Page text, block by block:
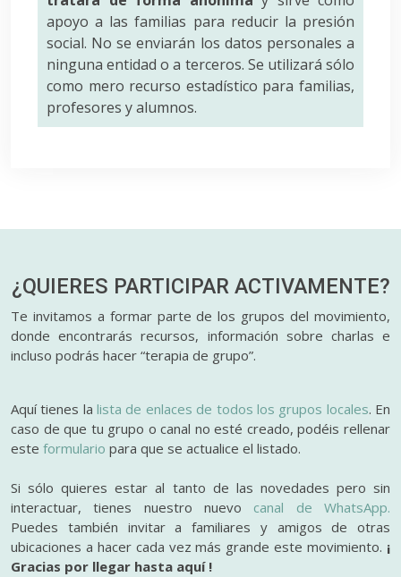
apoyo a las familias para reducir la presión
social. No se enviarán los datos personales a
ninguna entidad o a terceros. Se utilizará sólo
como mero recurso estadístico para familias,
profesores y alumnos.
¿QUIERES PARTICIPAR ACTIVAMENTE?
Te invitamos a formar parte de los grupos del movimiento,
donde encontrarás recursos, información sobre charlas e
incluso podrás hacer “terapia de grupo”.
Aquí tienes lalista de enlaces de todos los grupos locales. En
caso de que tu grupo o canal no esté creado, podéis rellenar
este formulario para que se actualice el listado.
Si sólo quieres estar al tanto de las novedades pero sin
interactuar, tienes nuestro nuevo canal de WhatsApp.
Puedes también invitar a familiares y amigos de otras
ubicaciones a hacer cada vez más grande este movimiento. ¡
Gracias por llegar hasta aquí !